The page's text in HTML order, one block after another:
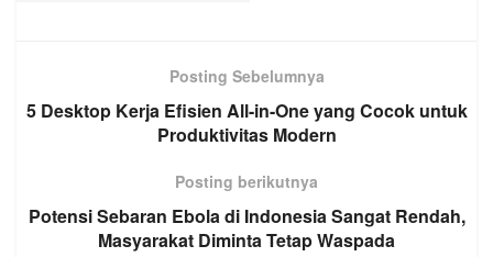
Posting Sebelumnya
5 Desktop Kerja Efisien All-in-One yang Cocok untuk
Produktivitas Modern
Posting berikutnya
Potensi Sebaran Ebola di Indonesia Sangat Rendah,
Masyarakat Diminta Tetap Waspada